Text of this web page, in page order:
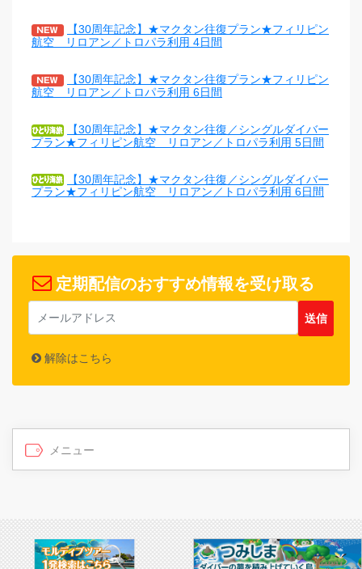
【30周年記念】★マクタン往復プラン★フィリピン
航空 リロアン／トロパラ利用 4日間
【30周年記念】★マクタン往復プラン★フィリピン
航空 リロアン／トロパラ利用 6日間
【30周年記念】★マクタン往復／シングルダイバー
プラン★フィリピン航空 リロアン／トロパラ利用 5日間
【30周年記念】★マクタン往復／シングルダイバー
プラン★フィリピン航空 リロアン／トロパラ利用 6日間
定期配信のおすすめ情報を受け取る
解除はこちら